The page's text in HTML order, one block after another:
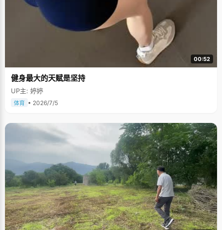
00:52
健身最大的天赋是坚持
UP主: 婷婷
体育 • 2026/7/5